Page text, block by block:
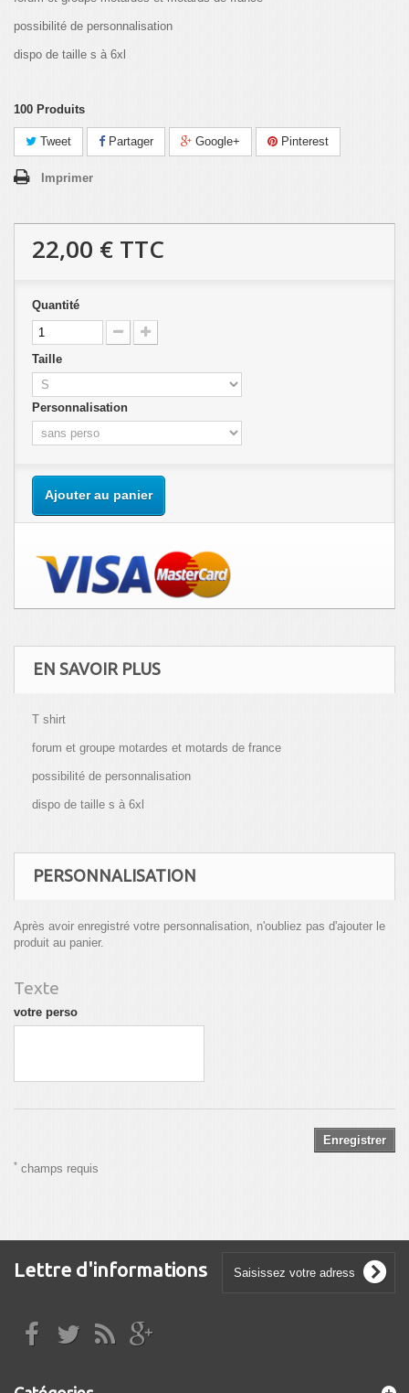
possibilité de personnalisation
dispo de taille s à 6xl
100 Produits
Tweet Partager Google+ Pinterest
Imprimer
22,00 € TTC
Quantité
Taille
Personnalisation
Ajouter au panier
EN SAVOIR PLUS
T shirt
forum et groupe motardes et motards de france
possibilité de personnalisation
dispo de taille s à 6xl
PERSONNALISATION
Après avoir enregistré votre personnalisation, n'oubliez pas d'ajouter le
produit au panier.
Texte
votre perso
Enregistrer
* champs requis
Lettre d'informations